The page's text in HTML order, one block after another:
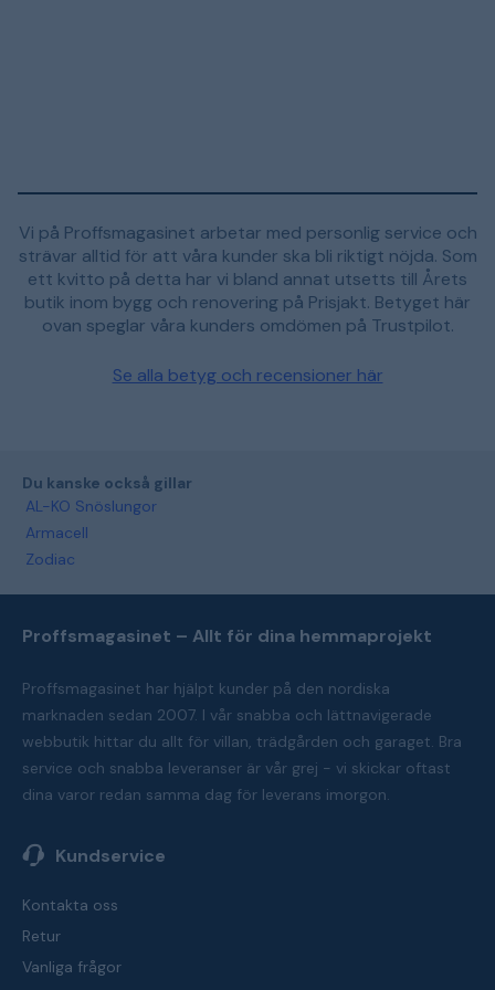
Vi på Proffsmagasinet arbetar med personlig service och
strävar alltid för att våra kunder ska bli riktigt nöjda. Som
ett kvitto på detta har vi bland annat utsetts till Årets
butik inom bygg och renovering på Prisjakt. Betyget här
ovan speglar våra kunders omdömen på Trustpilot.
Se alla betyg och recensioner här
Du kanske också gillar
AL-KO Snöslungor
Armacell
Zodiac
Proffsmagasinet – Allt för dina hemmaprojekt
Proffsmagasinet har hjälpt kunder på den nordiska
marknaden sedan 2007. I vår snabba och lättnavigerade
webbutik hittar du allt för villan, trädgården och garaget. Bra
service och snabba leveranser är vår grej - vi skickar oftast
dina varor redan samma dag för leverans imorgon.
Kundservice
Kontakta oss
Retur
Vanliga frågor